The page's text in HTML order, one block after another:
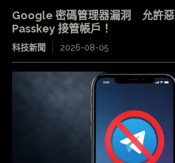
Google 密碼管理器漏洞 允許惡
Passkey 接管帳戶！
科技新聞 2026-08-05